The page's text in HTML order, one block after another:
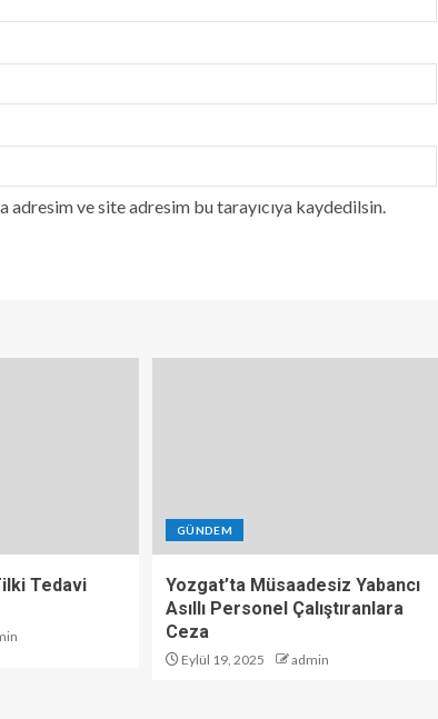
adresim ve site adresim bu tarayıcıya kaydedilsin.
Tedavi
GÜNDEM
Yozgat’ta Müsaadesiz Yabancı
Asıllı Personel Çalıştıranlara
Ceza
Eylül 19, 2025 admin